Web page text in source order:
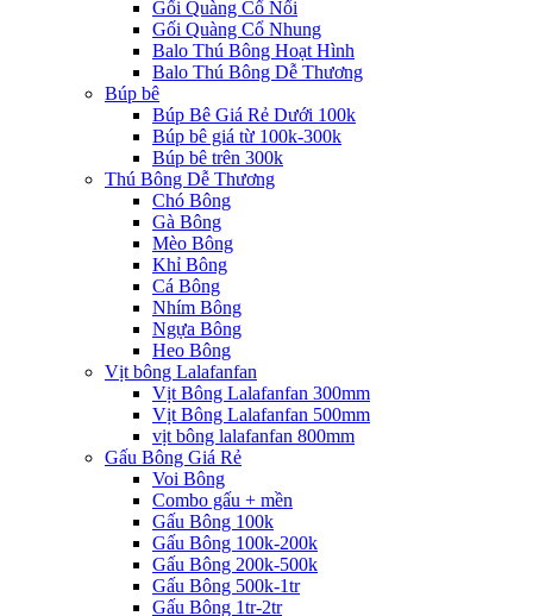
Gối Quàng Cổ Nổi
Gối Quàng Cổ Nhung
Balo Thú Bông Hoạt Hình
Balo Thú Bông Dễ Thương
Búp bê
Búp Bê Giá Rẻ Dưới 100k
Búp bê giá từ 100k-300k
Búp bê trên 300k
Thú Bông Dễ Thương
Chó Bông
Gà Bông
Mèo Bông
Khỉ Bông
Cá Bông
Nhím Bông
Ngựa Bông
Heo Bông
Vịt bông Lalafanfan
Vịt Bông Lalafanfan 300mm
Vịt Bông Lalafanfan 500mm
vịt bông lalafanfan 800mm
Gấu Bông Giá Rẻ
Voi Bông
Combo gấu + mền
Gấu Bông 100k
Gấu Bông 100k-200k
Gấu Bông 200k-500k
Gấu Bông 500k-1tr
Gấu Bông 1tr-2tr